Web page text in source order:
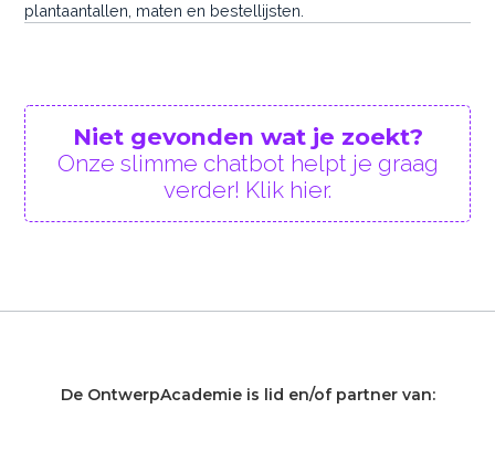
plantaantallen, maten en bestellijsten.
Niet gevonden wat je zoekt?
Onze slimme chatbot helpt je graag
verder! Klik hier.
De OntwerpAcademie is lid en/of partner van: